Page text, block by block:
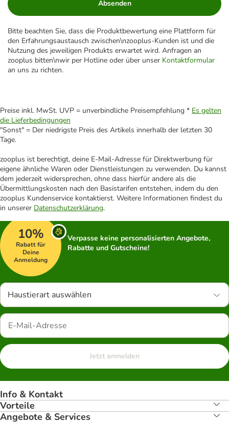
Absenden
Bitte beachten Sie, dass die Produktbewertung eine Plattform für
den Erfahrungsaustausch zwischen\nzooplus-Kunden ist und die
Nutzung des jeweiligen Produkts erwartet wird. Anfragen an
zooplus bitten\nwir per Hotline oder über unser Kontaktformular
an uns zu richten.
Preise inkl. MwSt. UVP = unverbindliche Preisempfehlung * Es gelten
die Lieferbedingungen
"Sonst" = Der niedrigste Preis des Artikels innerhalb der letzten 30
Tage.
zooplus ist berechtigt, deine E-Mail-Adresse für Direktwerbung für
eigene ähnliche Waren oder Dienstleistungen zu verwenden. Du kannst
dem jederzeit widersprechen, ohne dass hierfür andere als die
Übermittlungskosten nach den Basistarifen entstehen, indem du den
zooplus Kundenservice kontaktierst. Weitere Informationen findest du
in unserer Datenschutzerklärung.
10%
Rabatt für
Deine
Anmeldung
Verpasse keine personalisierten Angebote,
Rabatte und Gutscheine!
Haustierart auswählen
Jetzt anmelden
Info & Kontakt
Vorteile
Angebote & Services